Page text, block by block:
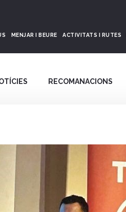
MENJAR I BEURE ACTIVITATS I RUTES
RECOMANACIONS